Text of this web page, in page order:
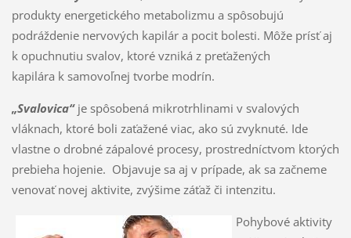
produkty energetického metabolizmu a spôsobujú
podráždenie nervových kapilár a pocit bolesti. Môže prísť aj
k opuchnutiu svalov, ktoré vzniká z preťažených
kapilára k samovoľnej tvorbe modrín.
„Svalovica“je spôsobená mikrotrhlinami v svalových
vláknach, ktoré boli zaťažené viac, ako sú zvyknuté. Ide
vlastne o drobné zápalové procesy, prostredníctvom ktorých
prebieha hojenie. Objavuje sa aj v prípade, ak sa začneme
venovať novej aktivite, zvýšime záťaž či intenzitu.
Pohybové aktivity